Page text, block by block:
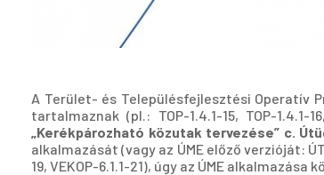
A Terület- és Településfejlesztési Operatív
tartalmaznak (pl.: TOP-1.4.1-15, TOP-1.4.1-
„Kerékpározható közutak tervezése” c.
alkalmazását (vagy az ÚME előző verzióját:
19, VEKOP-6.1.1-21), úgy az ÚME alkalmazása